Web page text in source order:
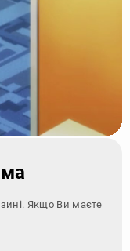
Якщо Ви маєте